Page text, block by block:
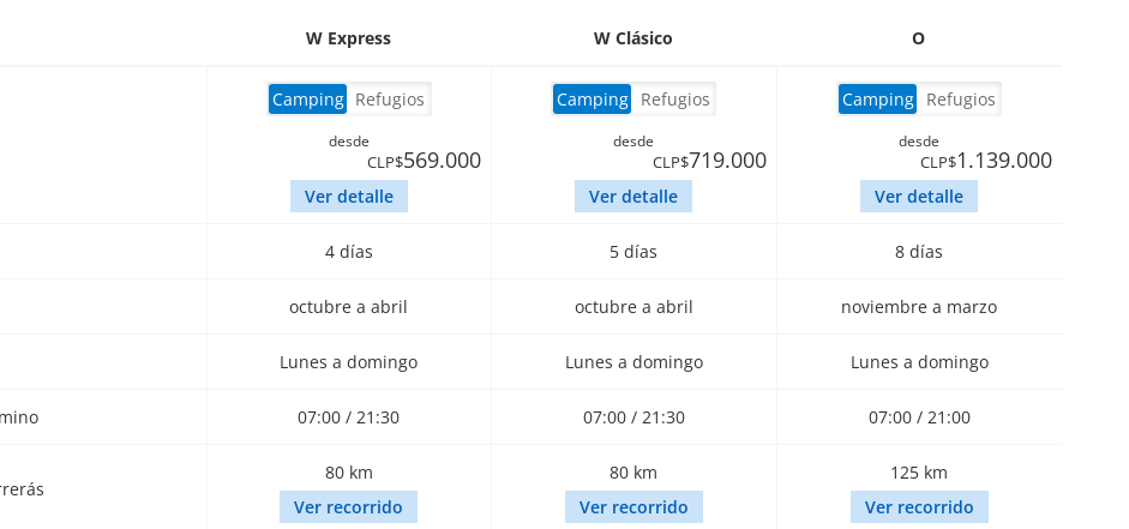
W Express W Clásico O
Camping Refugios
desde
CLP$569.000
Ver detalle
Camping Refugios
desde
CLP$719.000
Ver detalle
Camping Refugios
desde
CLP$1.139.000
Ver detalle
4 días 5 días 8 días
octubre a abril octubre a abril noviembre a marzo
Lunes a domingo Lunes a domingo Lunes a domingo
07:00 / 21:30 07:00 / 21:30 07:00 / 21:00
80 km
Ver recorrido
80 km
Ver recorrido
125 km
Ver recorrido